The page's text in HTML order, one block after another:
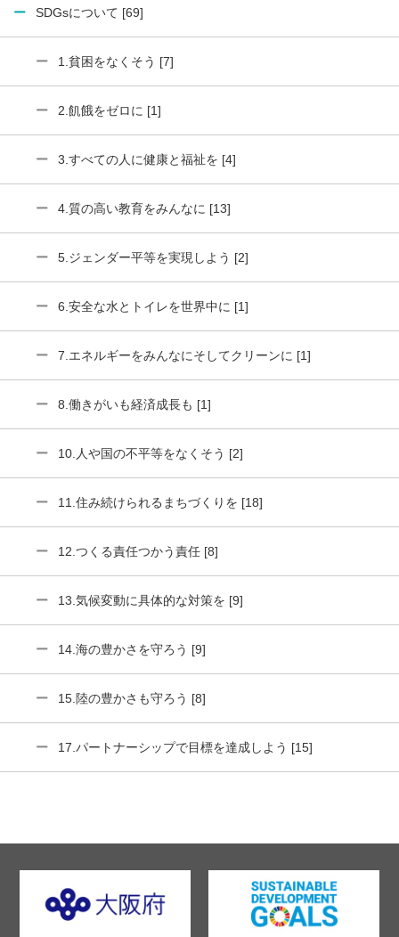
SDGsについて [69]
1.貧困をなくそう [7]
2.飢餓をゼロに [1]
3.すべての人に健康と福祉を [4]
4.質の高い教育をみんなに [13]
5.ジェンダー平等を実現しよう [2]
6.安全な水とトイレを世界中に [1]
7.エネルギーをみんなにそしてクリーンに [1]
8.働きがいも経済成長も [1]
10.人や国の不平等をなくそう [2]
11.住み続けられるまちづくりを [18]
12.つくる責任つかう責任 [8]
13.気候変動に具体的な対策を [9]
14.海の豊かさを守ろう [9]
15.陸の豊かさも守ろう [8]
17.パートナーシップで目標を達成しよう [15]